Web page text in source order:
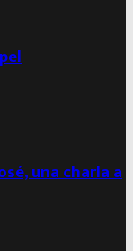
una charla a